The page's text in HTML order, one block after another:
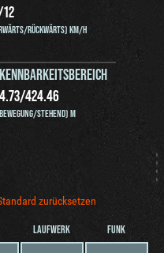
12
RÜCKWÄRTS) KM/H
/424.46
STEHEND) M
zurücksetzen
LAUFWERK FUNK